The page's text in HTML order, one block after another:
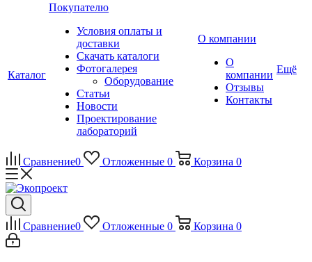
Каталог
Покупателю
Условия оплаты и
доставки
Скачать каталоги
Фотогалерея
Оборудование
Статьи
Новости
Проектирование
лабораторий
О компании
О
компании
Отзывы
Контакты
Ещё
Сравнение0 Отложенные 0 Корзина 0
Сравнение0 Отложенные 0 Корзина 0